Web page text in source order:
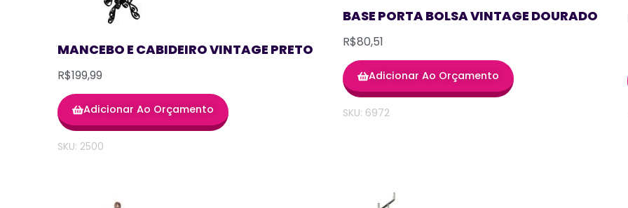
MANCEBO E CABIDEIRO VINTAGE PRETO
R$199,99
Adicionar Ao Orçamento
SKU: 2500
BASE PORTA BOLSA VINTAGE DOURADO
R$80,51
Adicionar Ao Orçamento
SKU: 6972